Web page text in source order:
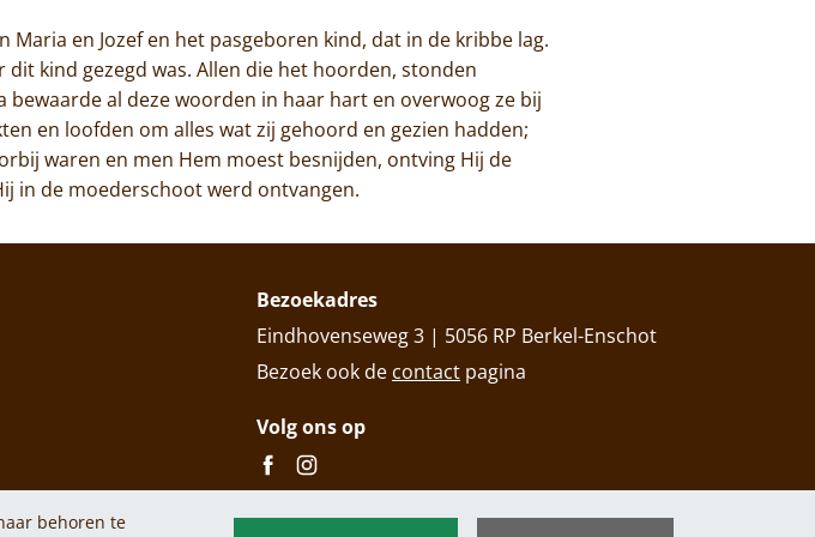
behoren te
en Jozef en het pasgeboren kind, dat in de kribbe lag.
kind gezegd was. Allen die het hoorden, stonden
al deze woorden in haar hart en overwoog ze bij
en loofden om alles wat zij gehoord en gezien hadden;
waren en men Hem moest besnijden, ontving Hij de
in de moederschoot werd ontvangen.
Bezoekadres
Eindhovenseweg 3 | 5056 RP Berkel-Enschot
Bezoek ook de contact pagina
Volg ons op